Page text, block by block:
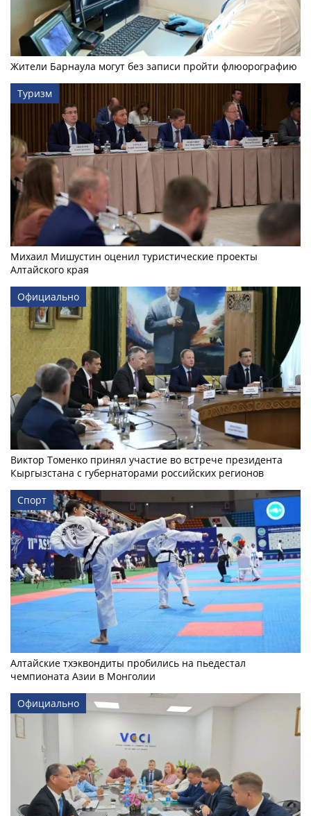
Жители Барнаула могут без записи пройти флюорографию
Туризм
Михаил Мишустин оценил туристические проекты
Алтайского края
Официально
Виктор Томенко принял участие во встрече президента
Кыргызстана с губернаторами российских регионов
Спорт
Алтайские тхэквондиты пробились на пьедестал
чемпионата Азии в Монголии
Официально